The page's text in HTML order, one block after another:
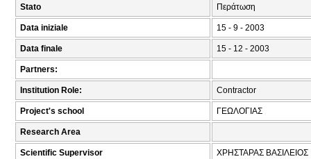
Stato Περάτωση
Data iniziale 15 - 9 - 2003
Data finale 15 - 12 - 2003
Partners:
Institution Role: Contractor
Project's school ΓΕΩΛΟΓΙΑΣ
Research Area
Scientific Supervisor ΧΡΗΣΤΑΡΑΣ ΒΑΣΙΛΕΙΟΣ